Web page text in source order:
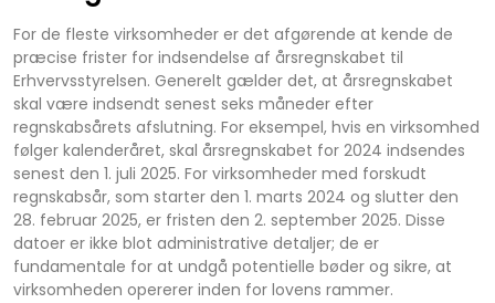
For de fleste virksomheder er det afgørende at kende de
præcise frister for indsendelse af årsregnskabet til
Erhvervsstyrelsen. Generelt gælder det, at årsregnskabet
skal være indsendt senest seks måneder efter
regnskabsårets afslutning. For eksempel, hvis en virksomhed
følger kalenderåret, skal årsregnskabet for 2024 indsendes
senest den 1. juli 2025. For virksomheder med forskudt
regnskabsår, som starter den 1. marts 2024 og slutter den
28. februar 2025, er fristen den 2. september 2025. Disse
datoer er ikke blot administrative detaljer; de er
fundamentale for at undgå potentielle bøder og sikre, at
virksomheden opererer inden for lovens rammer.